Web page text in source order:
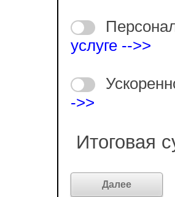
услуге -->>
->>
Итоговая